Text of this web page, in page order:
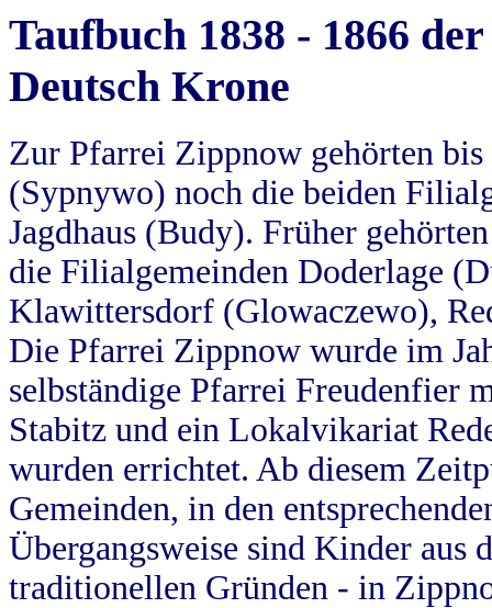
Taufbuch 1838 - 1866
Deutsch Krone
Zur Pfarrei Zippnow gehörten
(Sypnywo) noch die beiden
Jagdhaus (Budy). Früher
die Filialgemeinden Doderlage
Klawittersdorf (Glowaczewo),
Die Pfarrei Zippnow wurde im
selbständige Pfarrei Freudenfier
Stabitz und ein Lokalvikariat
wurden errichtet. Ab diesem
Gemeinden, in den
Übergangsweise sind Kinder aus
traditionellen Gründen - in